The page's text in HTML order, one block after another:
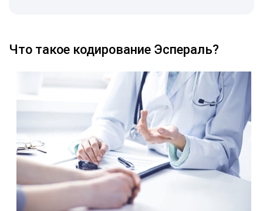
Что такое кодирование Эспераль?